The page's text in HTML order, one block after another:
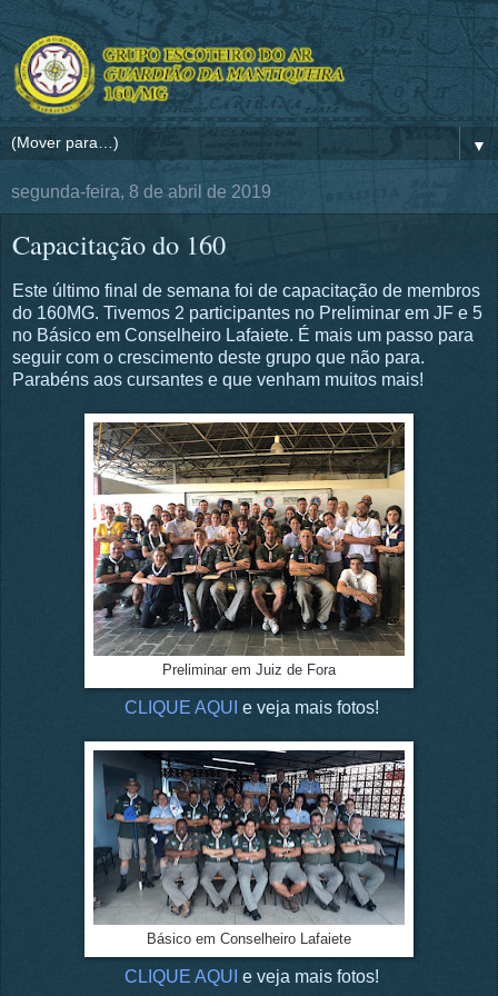
▼
segunda-feira, 8 de abril de 2019
Capacitação do 160
Este último final de semana foi de capacitação de membros
do 160MG. Tivemos 2 participantes no Preliminar em JF e 5
no Básico em Conselheiro Lafaiete. É mais um passo para
seguir com o crescimento deste grupo que não para.
Parabéns aos cursantes e que venham muitos mais!
Preliminar em Juiz de Fora
CLIQUE AQUI e veja mais fotos!
Básico em Conselheiro Lafaiete
CLIQUE AQUI e veja mais fotos!